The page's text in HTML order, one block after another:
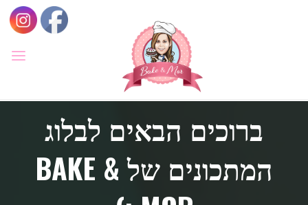
MOR
קונדיטוריה
הולדת,
ברוכים הבאים לבלוג
המתכונים של BAKE &